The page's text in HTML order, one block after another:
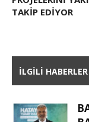
TAKIP EDIYOR
İLGILI HABERLER